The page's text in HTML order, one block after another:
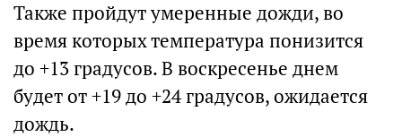
Также пройдут умеренные дожди, во
время которых температура понизится
до +13 градусов. В воскресенье днем
будет от +19 до +24 градусов, ожидается
дождь.